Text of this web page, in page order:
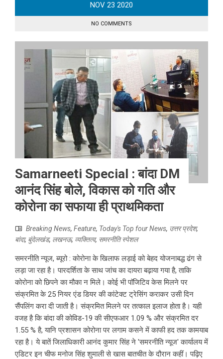
NOV 23 2020
NO COMMENTS
Samarneeti Special : बांदा DM
आनंद सिंह बोले, विकास को गति और
कोरोना का सफाया ही प्राथमिकता
Breaking News, Feature, Today's Top four News, उत्तर प्रदेश,
बांदा, बुंदेलखंड, लखनऊ, व्यक्तित्व, समरनीति स्पेशल
समरनीति न्यूज, ब्यूरो : कोरोना के खिलाफ लड़ाई को बेहद योजनाबद्ध ढंग से
लड़ा जा रहा है। पारदर्शिता के साथ जांच का दायरा बढ़ाया गया है, ताकि
कोरोना को छिपने का मौका न मिले। कोई भी पाॅजिटिव केस मिलने पर
संक्रमित के 25 नियर एंड डियर की कांटेक्ट ट्रेसिंग कराकर उसी दिन
सैंपलिंग करा दी जाती है। संक्रमित मिलने पर तत्काल इलाज होता है। यही
वजह है कि बांदा की कोविड-19 की सीएफआर 1.09 % और संक्रमित दर
1.55 % है, यानि प्रशासन कोरोना पर लगाम कसने में काफी हद तक कामयाब
रहा है। ये बातें जिलाधिकारी आनंद कुमार सिंह ने 'समरनीति न्यूज' कार्यालय में
एडिटर इन चीफ मनोज सिंह शुमाली से खास बातचीत के दौरान कहीं। पढ़िए